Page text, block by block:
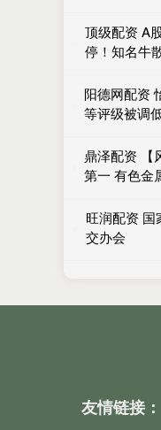
顶级配资 A
停！知名牛
阳德网配资
等评级被调
鼎泽配资 【
第一 有色金
旺润配资 国
交办会
友情链接：